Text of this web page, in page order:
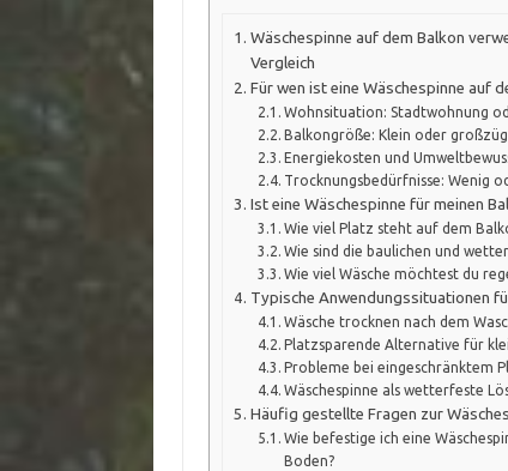
Wäschespinne auf dem Balkon
Vergleich
Für wen ist eine Wäschespinne auf
Wohnsituation: Stadtwohnung
Balkongröße: Klein oder
Energiekosten und
Trocknungsbedürfnisse: Wenig
Ist eine Wäschespinne für meinen
Wie viel Platz steht auf dem
Wie sind die baulichen und
Wie viel Wäsche möchtest du
Typische Anwendungssituationen
Wäsche trocknen nach dem
Platzsparende Alternative für
Probleme bei eingeschränktem
Wäschespinne als wetterfeste
Häufig gestellte Fragen zur
Wie befestige ich eine
Boden?